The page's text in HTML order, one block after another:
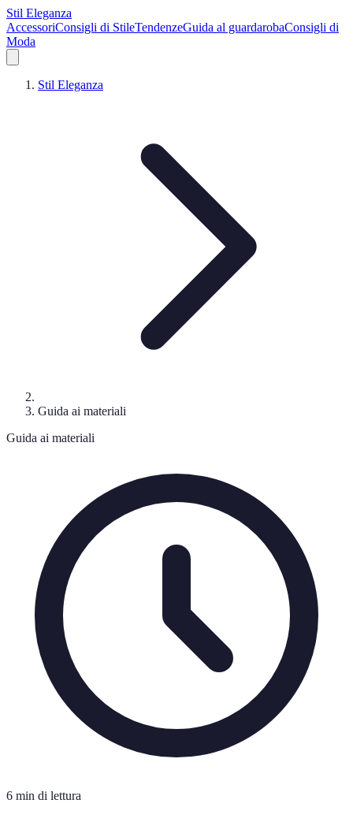
Stil Eleganza
AccessoriConsigli di StileTendenzeGuida al guardarobaConsigli di
Moda
Stil Eleganza
Guida ai materiali
Guida ai materiali
6 min di lettura